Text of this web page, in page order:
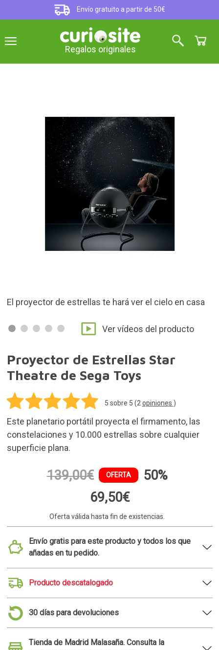
Envío gratuito a partir de 50€
Regalos originales
el cielo en casa Reproduce el firmamento a lo largo
Ver vídeos del producto
Proyector de Estrellas Star
Theatre de Sega Toys
5 sobre 5 (2 opiniones )
Este planetario portátil proyecta el firmamento, las
constelaciones y 10.000 estrellas sobre cualquier
superficie plana.
139,00€ OFERTA
50%
69,50€
Oferta válida hasta fin de existencias.
Envío gratis para este producto y todos los que
añadas en tu pedido.
Producto descatalogado
30 días para devoluciones
Tienda de Madrid Malasaña. Consulta la